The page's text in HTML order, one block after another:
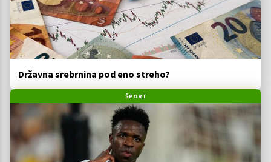
Državna srebrnina pod eno streho?
ŠPORT